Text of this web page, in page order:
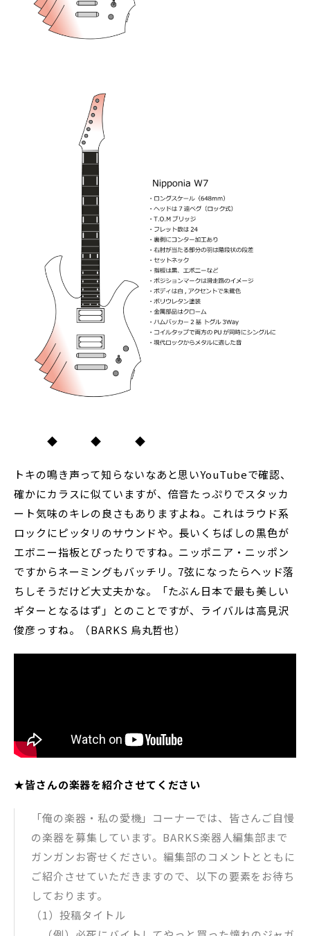
◆ ◆ ◆
トキの鳴き声って知らないなあと思いYouTubeで確認、
確かにカラスに似ていますが、倍音たっぷりでスタッカ
ート気味のキレの良さもありますよね。これはラウド系
ロックにピッタリのサウンドや。長いくちばしの黒色が
エボニー指板とぴったりですね。ニッポニア・ニッポン
ですからネーミングもバッチリ。7弦になったらヘッド落
ちしそうだけど大丈夫かな。「たぶん日本で最も美しい
ギターとなるはず」とのことですが、ライバルは高見沢
俊彦っすね。（BARKS 烏丸哲也）
★皆さんの楽器を紹介させてください
「俺の楽器・私の愛機」コーナーでは、皆さんご自慢
の楽器を募集しています。BARKS楽器人編集部まで
ガンガンお寄せください。編集部のコメントとともに
ご紹介させていただきますので、以下の要素をお待ち
しております。
（1）投稿タイトル